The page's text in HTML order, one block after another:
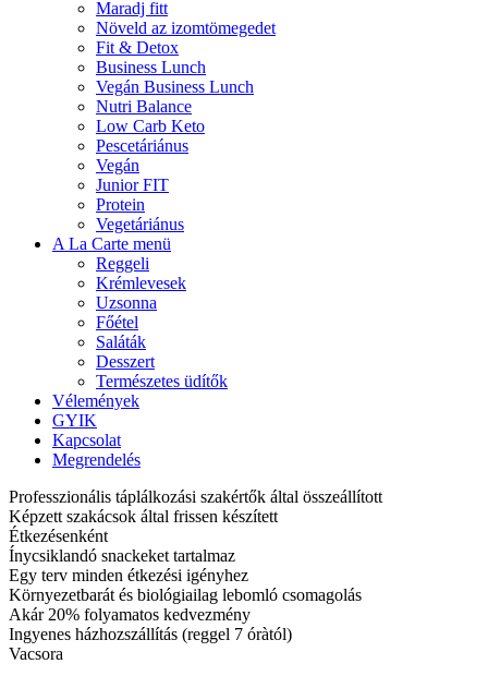
Maradj fitt
Növeld az izomtömegedet
Fit & Detox
Business Lunch
Vegán Business Lunch
Nutri Balance
Low Carb Keto
Pescetáriánus
Vegán
Junior FIT
Protein
Vegetáriánus
A La Carte menü
Reggeli
Krémlevesek
Uzsonna
Főétel
Saláták
Desszert
Természetes üdítők
Vélemények
GYIK
Kapcsolat
Megrendelés
Professzionális táplálkozási szakértők által összeállított
Képzett szakácsok által frissen készített
Étkezésenként
Ínycsiklandó snackeket tartalmaz
Egy terv minden étkezési igényhez
Környezetbarát és biológiailag lebomló csomagolás
Akár 20% folyamatos kedvezmény
Ingyenes házhozszállítás (reggel 7 óràtól)
Vacsora